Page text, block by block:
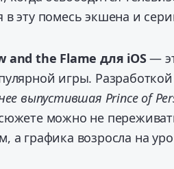
в эту помесь экшена и
and the Flame для iOS—
игры.
выпустившая Prince of
можно не
а графика возросла на